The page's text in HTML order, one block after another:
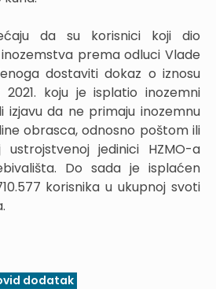
da su korisnici koji dio
prema odluci Vlade
dostaviti dokaz o iznosu
koju je isplatio inozemni
izjavu da ne primaju inozemnu
obrasca, odnosno poštom ili
ustrojstvenoj jedinici HZMO-a
Do sada je isplaćen
korisnika u ukupnoj svoti
dodatak